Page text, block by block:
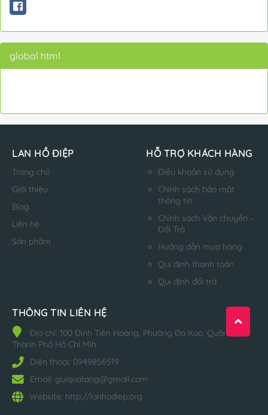
global html
LAN HỒ ĐIỆP
Trang chủ
Giới thiệu
Blog
Liên hệ
Sản phẩm
HỖ TRỢ KHÁCH HÀNG
Điều khoản sử dụng
Chính sách bảo mật
thông tin
Chính sách Vận chuyển -
Đổi Trả
Hướng dẫn mua hàng
Qui định thanh toán
Qui định đổi trả
THÔNG TIN LIÊN HỆ
Địa chỉ: 100 Đinh Tiên Hoàng, Phường Đa Kao, Quận 1,
Thành Phố Hồ Chí Mih
Điện thoại: 0949856519
Email: guiquatang@gmail.com
Website: http://lanhodiep.org